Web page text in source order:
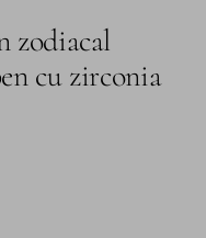
zodiacal
cu zirconia